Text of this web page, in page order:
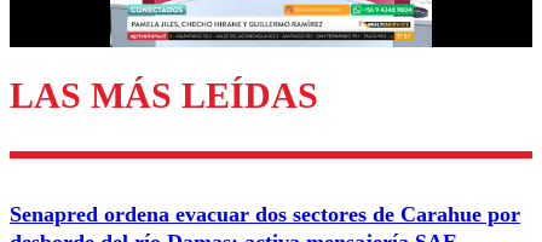
Enviar comentario
LAS MÁS LEÍDAS
Senapred ordena evacuar dos sectores de Carahue por